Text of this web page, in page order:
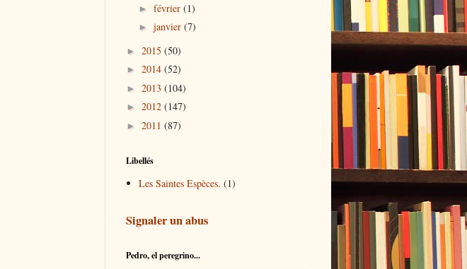
► février (1)
► janvier (7)
► 2015 (50)
► 2014 (52)
► 2013 (104)
► 2012 (147)
► 2011 (87)
Libellés
Les Saintes Espèces. (1)
Signaler un abus
Pedro, el peregrino...